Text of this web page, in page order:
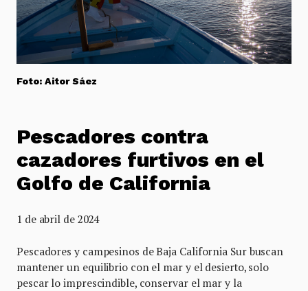
Foto: Aitor Sáez
Pescadores contra
cazadores furtivos en el
Golfo de California
1 de abril de 2024
Pescadores y campesinos de Baja California Sur buscan
mantener un equilibrio con el mar y el desierto, solo
pescar lo imprescindible, conservar el mar y la